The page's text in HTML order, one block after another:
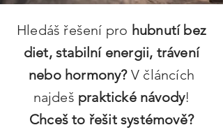
Hledáš řešení pro hubnutí bez
diet, stabilní energii, trávení
nebo hormony?V článcích
najdeš praktické návody!
Chceš to řešit systémově?